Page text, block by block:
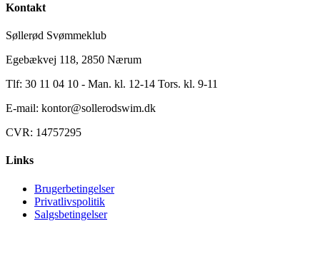
Kontakt
Søllerød Svømmeklub
Egebækvej 118, 2850 Nærum
Tlf: 30 11 04 10 - Man. kl. 12-14 Tors. kl. 9-11
E-mail: kontor@sollerodswim.dk
CVR: 14757295
Links
Brugerbetingelser
Privatlivspolitik
Salgsbetingelser